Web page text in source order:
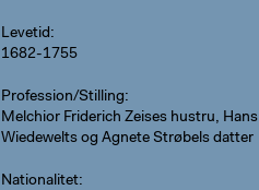
Levetid
1682-1755
Profession/Stilling
Melchior Friderich Zeises hustru, Hans
Wiedewelts og Agnete Strøbels datter
Nationalitet